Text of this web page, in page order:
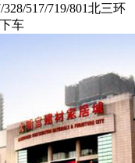
517/719/801北三环
车